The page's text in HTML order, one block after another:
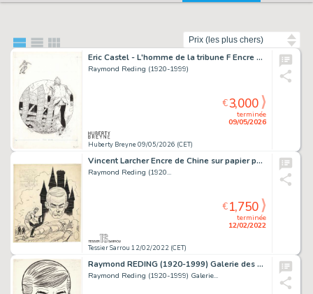
Eric Castel - L'homme de la tribune F Encre de Chine sur papier pour…
Raymond Reding (1920-1999)
Huberty Breyne 09/05/2026 (CET)
terminée
09/05/2026
€3,000
Vincent Larcher Encre de Chine sur papier pour la...
Raymond Reding (1920...
Tessier Sarrou 12/02/2022 (CET)
terminée
12/02/2022
€1,750
Raymond REDING (1920-1999) Galerie des portraits Tintin,...
Raymond Reding (1920-1999) Galerie...